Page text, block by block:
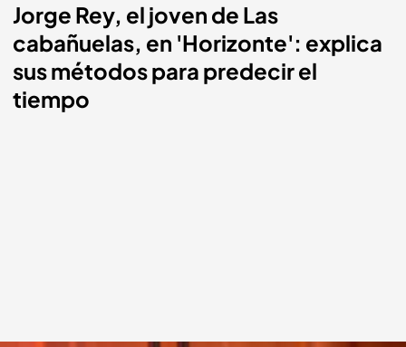
Jorge Rey, el joven de Las
cabañuelas, en 'Horizonte': explica
sus métodos para predecir el
tiempo